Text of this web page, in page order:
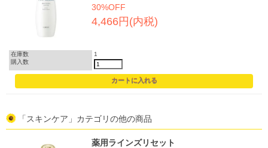
30%OFF
4,466円(内税)
在庫数
1
購入数
「スキンケア」カテゴリの他の商品
薬用ラインズリセット